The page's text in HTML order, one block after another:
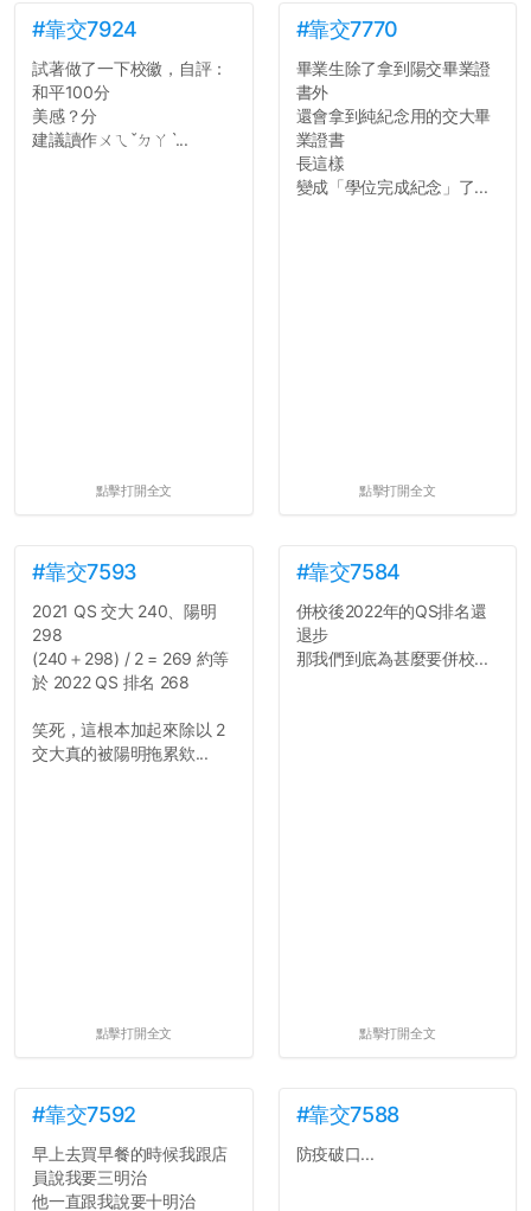
#靠交7924
試著做了一下校徽，自評：
和平100分
美感？分
建議讀作ㄨㄟˇㄉㄚˋ...
點擊打開全文
#靠交7770
畢業生除了拿到陽交畢業證
書外
還會拿到純紀念用的交大畢
業證書
長這樣
變成「學位完成紀念」了...
點擊打開全文
#靠交7593
2021 QS 交大 240、陽明
298
(240＋298) / 2 = 269 約等
於 2022 QS 排名 268
笑死，這根本加起來除以 2
交大真的被陽明拖累欸...
點擊打開全文
#靠交7584
併校後2022年的QS排名還
退步
那我們到底為甚麼要併校...
點擊打開全文
#靠交7592
早上去買早餐的時候我跟店
員說我要三明治
他一直跟我說要十明治
#靠交7588
防疫破口...